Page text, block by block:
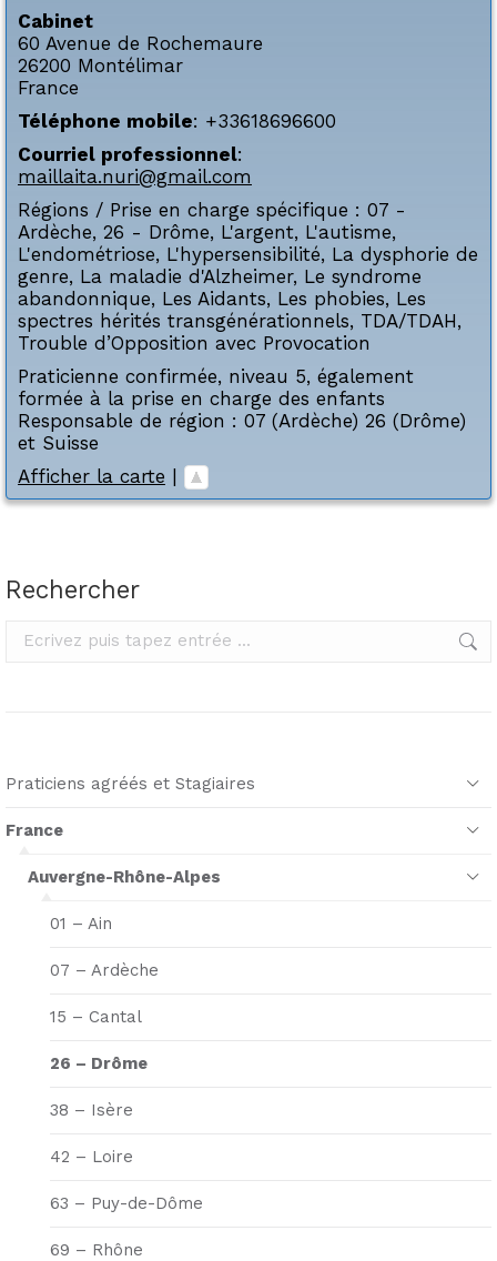
Cabinet
60 Avenue de Rochemaure
26200 Montélimar
France
Téléphone mobile: +33618696600
Courriel professionnel:
maillaita.nuri@gmail.com
Régions / Prise en charge spécifique : 07 -
Ardèche, 26 - Drôme, L'argent, L'autisme,
L'endométriose, L'hypersensibilité, La dysphorie de
genre, La maladie d'Alzheimer, Le syndrome
abandonnique, Les Aidants, Les phobies, Les
spectres hérités transgénérationnels, TDA/TDAH,
Trouble d’Opposition avec Provocation
Praticienne confirmée, niveau 5, également
formée à la prise en charge des enfants
Responsable de région : 07 (Ardèche) 26 (Drôme)
et Suisse
Afficher la carte |
Rechercher
Rechercher
Praticiens agréés et Stagiaires
France
Auvergne-Rhône-Alpes
01 – Ain
07 – Ardèche
15 – Cantal
26 – Drôme
38 – Isère
42 – Loire
63 – Puy-de-Dôme
69 – Rhône